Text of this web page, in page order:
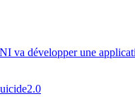
développer une